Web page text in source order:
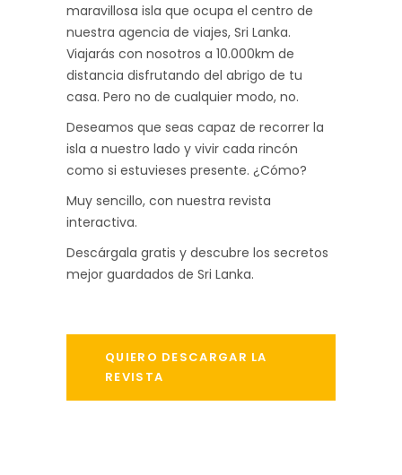
maravillosa isla que ocupa el centro de
nuestra agencia de viajes, Sri Lanka.
Viajarás con nosotros a 10.000km de
distancia disfrutando del abrigo de tu
casa. Pero no de cualquier modo, no.
Deseamos que seas capaz de recorrer la
isla a nuestro lado y vivir cada rincón
como si estuvieses presente. ¿Cómo?
Muy sencillo, con nuestra revista
interactiva.
Descárgala gratis y descubre los secretos
mejor guardados de Sri Lanka.
QUIERO DESCARGAR LA
REVISTA